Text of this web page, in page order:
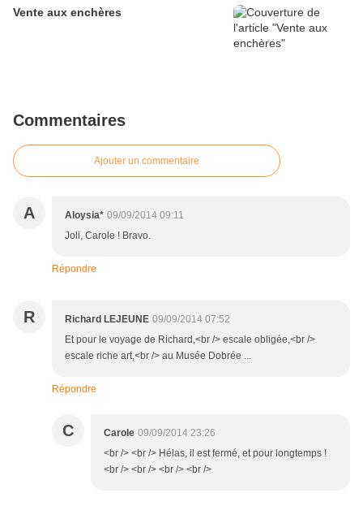
Vente aux enchères
Commentaires
Ajouter un commentaire
A Aloysia* 09/09/2014 09:11
Joli, Carole ! Bravo.
Répondre
R Richard LEJEUNE 09/09/2014 07:52
Et pour le voyage de Richard,<br /> escale obligée,<br />
escale riche art,<br /> au Musée Dobrée ...
Répondre
C Carole 09/09/2014 23:26
<br /> <br /> Hélas, il est fermé, et pour longtemps !
<br /> <br /> <br /> <br />